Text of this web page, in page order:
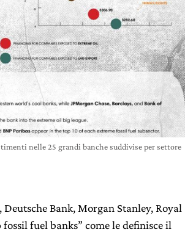
nelle 25 grandi banche suddivise per settore
Bank, Morgan Stanley, Royal
fuel banks” come le definisce il